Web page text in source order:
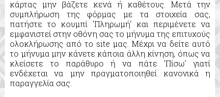
κάρτας μην βάζετε κενά ή καθέτους. Μετά την
συμπλήρωση της φόρμας με τα στοιχεία σας,
πατήστε το κουμπί 'Πληρωμή' και περιμένετε να
εμφανιστεί στην οθόνη σας το μήνυμα της επιτυχούς
ολοκλήρωσης από το site μας. Μέχρι να δείτε αυτό
το μήνυμα μην κάνετε κάποια άλλη κίνηση, όπως να
κλείσετε το παράθυρο ή να πάτε 'Πίσω' γιατί
ενδέχεται να μην πραγματοποιηθεί κανονικά η
παραγγελία σας.